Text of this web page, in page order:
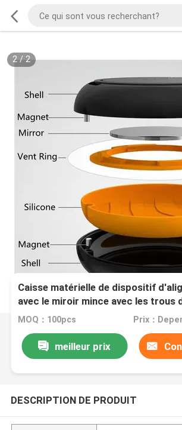
2/ 2
Caisse matérielle de dispositif
avec le miroir mince avec les trous
réglables
MOQ：100pcs
meilleur prix
DESCRIPTION DE PRODUIT